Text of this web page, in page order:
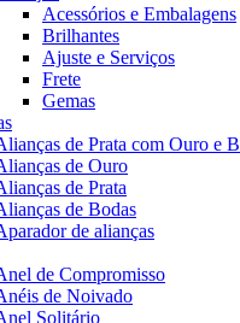
Acessórios e Embalagens
Brilhantes
Ajuste e Serviços
Frete
Gemas
de Prata com Ouro e
de Ouro
de Prata
de Bodas
de alianças
de Compromisso
de Noivado
Solitário